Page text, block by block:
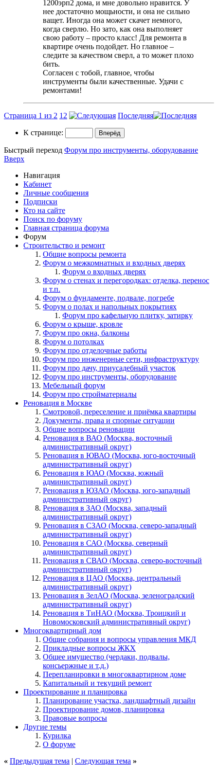
1200эрп2 дома, и мне довольно нравится. У
нее достаточно мощьности, и она не сильно
ващет. Иногда она может скачет немного,
когда сверлю. Но зато, как она выполняет
свою работу – просто класс! Для ремонта в
квартире очень подойдет. Но главное –
следите за качеством сверл, а то может плохо
бить.
Согласен с тобой, главное, чтобы
инструменты были качественные. Удачи с
ремонтами!
Страница 1 из 2 1 2 Последняя
К странице:
Быстрый переход Форум про инструменты, оборудование
Вверх
Навигация
Кабинет
Личные сообщения
Подписки
Кто на сайте
Поиск по форуму
Главная страница форума
Форум
Строительство и ремонт
Общие вопросы ремонта
Форум о межкомнатных и входных дверях
Форум о входных дверях
Форум о стенах и перегородках: отделка, перенос
и т.п.
Форум о фундаменте, подвале, погребе
Форум о полах и напольных покрытиях
Форум про кафельную плитку, затирку
Форум о крыше, кровле
Форум про окна, балконы
Форум о потолках
Форум про отделочные работы
Форум про инженерные сети, инфраструктуру
Форум про дачу, приусадебный участок
Форум про инструменты, оборудование
Мебельный форум
Форум про стройматериалы
Реновация в Москве
Смотровой, переселение и приёмка квартиры
Документы, права и спорные ситуации
Общие вопросы реновации
Реновация в ВАО (Москва, восточный
административный округ)
Реновация в ЮВАО (Москва, юго-восточный
административный округ)
Реновация в ЮАО (Москва, южный
административный округ)
Реновация в ЮЗАО (Москва, юго-западный
административный округ)
Реновация в ЗАО (Москва, западный
административный округ)
Реновация в СЗАО (Москва, северо-западный
административный округ)
Реновация в САО (Москва, северный
административный округ)
Реновация в СВАО (Москва, северо-восточный
административный округ)
Реновация в ЦАО (Москва, центральный
административный округ)
Реновация в ЗелАО (Москва, зеленоградский
административный округ)
Реновация в ТиНАО (Москва, Троицкий и
Новомосковский административный округ)
Многоквартирный дом
Общие собрания и вопросы управления МКД
Прикладные вопросы ЖКХ
Общее имущество (чердаки, подвалы,
консьержные и т.д.)
Перепланировки в многоквартирном доме
Капитальный и текущий ремонт
Проектирование и планировка
Планирование участка, ландшафтный дизайн
Проектирование домов, планировка
Правовые вопросы
Другие темы
Курилка
О форуме
« Предыдущая тема | Следующая тема »